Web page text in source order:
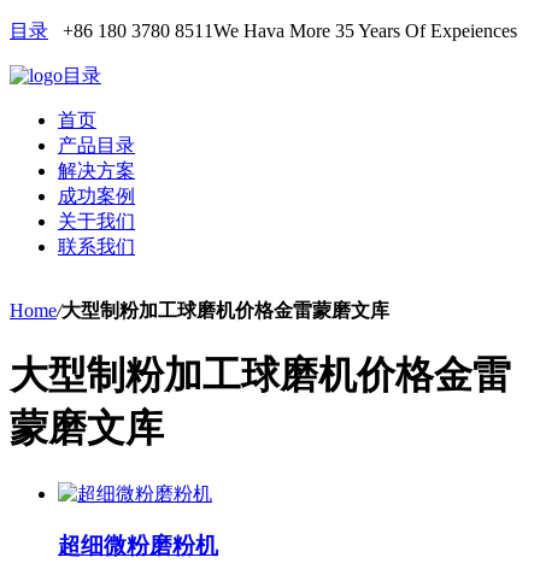
目录 +86 180 3780 8511We Hava More 35 Years Of Expeiences
目录
首页
产品目录
解决方案
成功案例
关于我们
联系我们
Home/大型制粉加工球磨机价格金雷蒙磨文库
大型制粉加工球磨机价格金雷
蒙磨文库
超细微粉磨粉机